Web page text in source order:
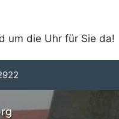
um die Uhr für Sie da!